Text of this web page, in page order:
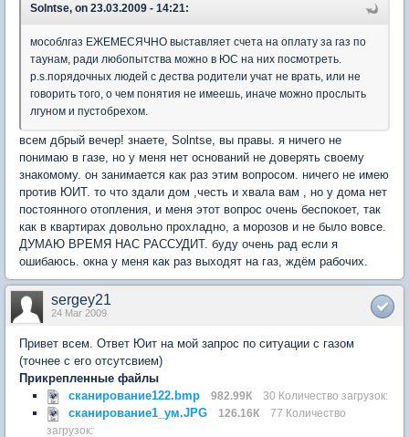
Solntse, on 23.03.2009 - 14:21:
мособлгаз ЕЖЕМЕСЯЧНО выставляет счета на оплату за газ по
таунам, ради любопытства можно в ЮС на них посмотреть.
p.s.порядочных людей с дества родители учат не врать, или не
говорить того, о чем понятия не имеешь, иначе можно прослыть
лгуном и пустобрехом.
всем дбрый вечер! знаете, Solntse, вы правы. я ничего не
понимаю в газе, но у меня нет оснований не доверять своему
знакомому. он занимается как раз этим вопросом. ничего не имею
против ЮИТ. то что здали дом ,честь и хвала вам , но у дома нет
постоянного отопления, и меня этот вопрос очень беспокоет, так
как в квартирах довольно прохладно, а морозов и не было вовсе.
ДУМАЮ ВРЕМЯ НАС РАССУДИТ. буду очень рад если я
ошибаюсь. окна у меня как раз выходят на газ, ждём рабочих.
sergey21
24 Mar 2009
Привет всем. Ответ Юит на мой запрос по ситуации с газом
(точнее с его отсутсвием)
Прикрепленные файлы
сканирование122.bmp
982.99К 30 Количество загрузок:
сканирование1_ум.JPG 126.16К
77 Количество
загрузок: